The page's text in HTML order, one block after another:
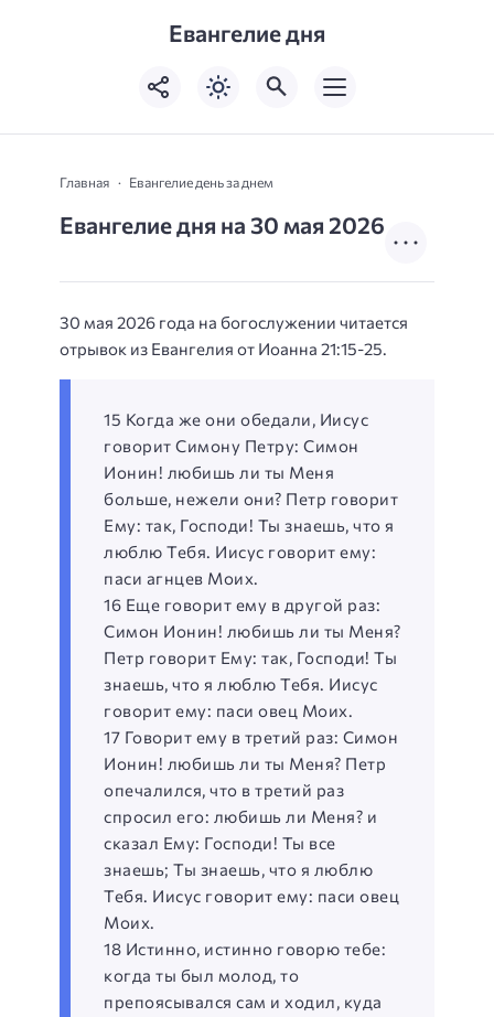
Евангелие дня
Главная Евангелие день за днем
Евангелие дня на 30 мая 2026
30 мая 2026 года на богослужении читается
отрывок из Евангелия от Иоанна 21:15-25.
15 Когда же они обедали, Иисус
говорит Симону Петру: Симон
Ионин! любишь ли ты Меня
больше, нежели они? Петр говорит
Ему: так, Господи! Ты знаешь, что я
люблю Тебя. Иисус говорит ему:
паси агнцев Моих.
16 Еще говорит ему в другой раз:
Симон Ионин! любишь ли ты Меня?
Петр говорит Ему: так, Господи! Ты
знаешь, что я люблю Тебя. Иисус
говорит ему: паси овец Моих.
17 Говорит ему в третий раз: Симон
Ионин! любишь ли ты Меня? Петр
опечалился, что в третий раз
спросил его: любишь ли Меня? и
сказал Ему: Господи! Ты все
знаешь; Ты знаешь, что я люблю
Тебя. Иисус говорит ему: паси овец
Моих.
18 Истинно, истинно говорю тебе:
когда ты был молод, то
препоясывался сам и ходил, куда